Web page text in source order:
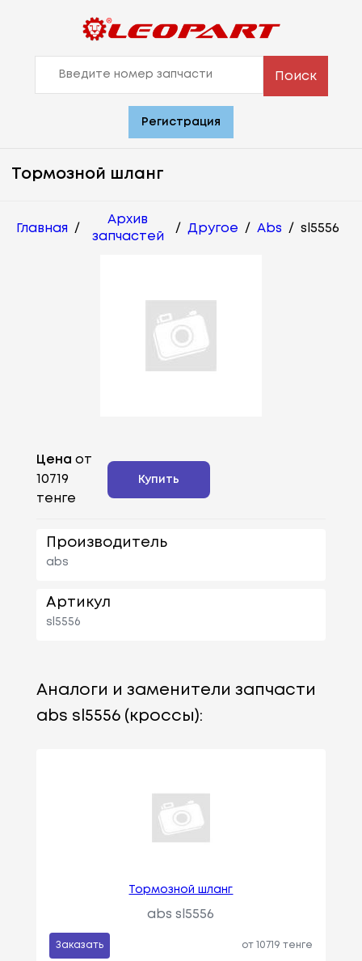
Поиск
Регистрация
Тормозной шланг
Главная /
Архив
запчастей
/ Другое / Abs / sl5556
Цена от
10719
тенге
Купить
Производитель
abs
Артикул
sl5556
Аналоги и заменители запчасти
abs sl5556 (кроссы):
Тормозной шланг
abs sl5556
Заказать от 10719 тенге